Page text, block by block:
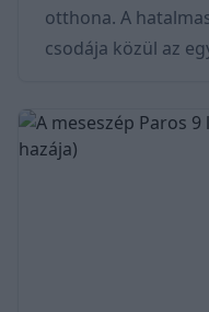
otthona. A
csodája közül az
látott, köztük
perzsákat,